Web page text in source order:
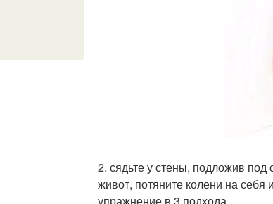
2. сядьте у стены, подложив под
живот, потяните колени на